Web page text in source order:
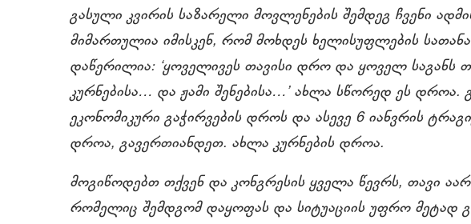
გასული კვირის საზარელი მოვლენების შემდეგ ჩვენი
მიმართულია იმისკენ, რომ მოხდეს ხელისუფლების
დაწერილია: ‘ყოველივეს თავისი დრო და ყოველ საგანს
კურნებისა… და ჟამი შენებისა…’ ახლა სწორედ ეს
ეკონომიკური გაჭირვების დროს და ასევე 6 იანვრის
დროა, გავერთიანდეთ. ახლა კურნების დროა.
მოგიწოდებთ თქვენ და კონგრესის ყველა წევრს, თავი
რომელიც შემდგომ დაყოფას და სიტუაციის უფრო მეტად